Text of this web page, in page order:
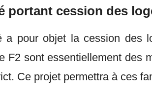
portant cession des
a pour objet la cession des
F2 sont essentiellement des
Ce projet permettra à ces